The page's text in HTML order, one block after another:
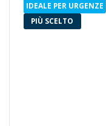
IDEALE PER URGENZE
PIÙ SCELTO